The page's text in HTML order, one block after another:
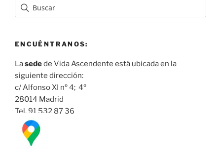
ENCUÉNTRANOS:
Lasedede Vida Ascendente está ubicada en la
siguiente dirección:
c/ Alfonso XI nº 4; 4º
28014 Madrid
Tel. 91 532 87 36